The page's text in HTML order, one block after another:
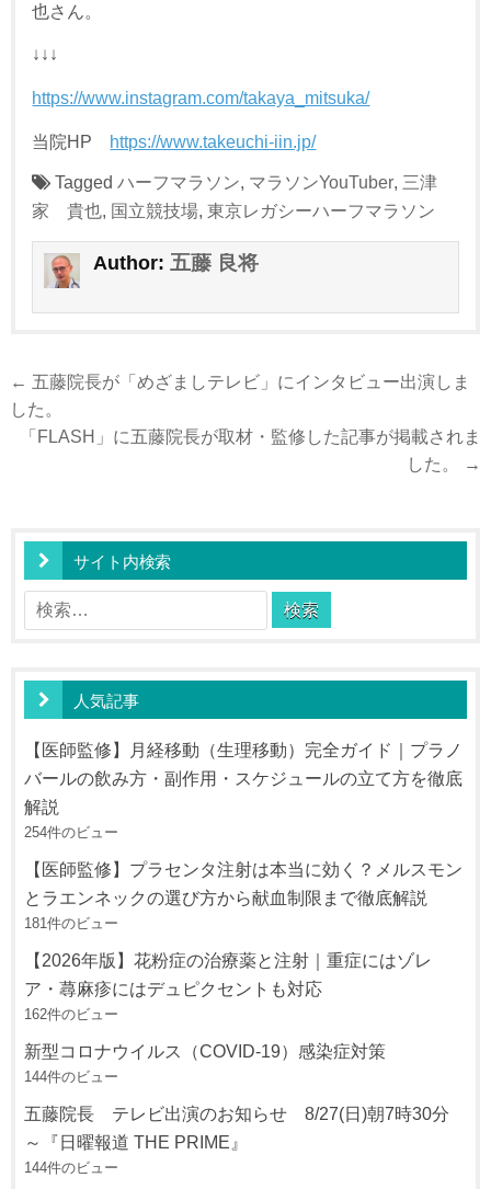
也さん。
↓↓↓
https://www.instagram.com/takaya_mitsuka/
当院HP https://www.takeuchi-iin.jp/
Taggedハーフマラソン, マラソンYouTuber, 三津
家 貴也, 国立競技場,東京レガシーハーフマラソン
Author: 五藤 良将
投
稿
ナ
ー
シ
ョ
ン
← 五藤院長が「めざましテレビ」にインタビュー出演しま
した。
「FLASH」に五藤院長が取材・監修した記事が掲載されま
した。 →
サイト内検索
検
索:
人気記事
【医師監修】月経移動（生理移動）完全ガイド｜プラノ
バールの飲み方・副作用・スケジュールの立て方を徹底
解説
254件のビュー
【医師監修】プラセンタ注射は本当に効く？メルスモン
とラエンネックの選び方から献血制限まで徹底解説
181件のビュー
【2026年版】花粉症の治療薬と注射｜重症にはゾレ
ア・蕁麻疹にはデュピクセントも対応
162件のビュー
新型コロナウイルス（COVID-19）感染症対策
144件のビュー
五藤院長 テレビ出演のお知らせ 8/27(日)朝7時30分
～『日曜報道 THE PRIME』
144件のビュー